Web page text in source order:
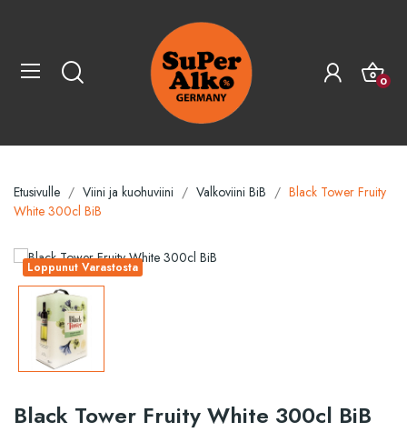
0
Etusivulle Viini ja kuohuviini Valkoviini BiB
Black Tower Fruity
White 300cl BiB
Loppunut Varastosta
Black Tower Fruity White 300cl BiB